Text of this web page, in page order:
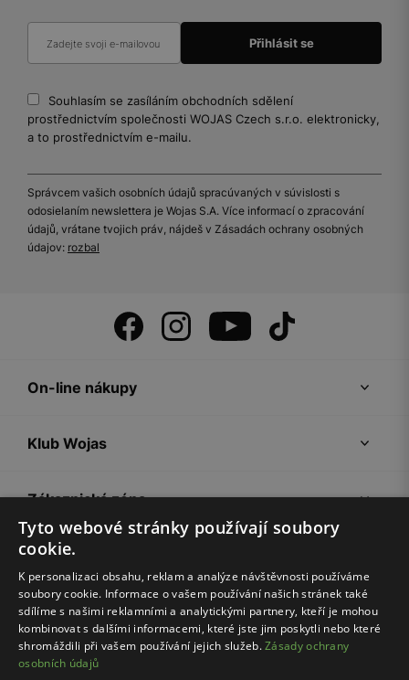
Souhlasím se zasíláním obchodních sdělení
prostřednictvím společnosti WOJAS Czech s.r.o. elektronicky,
a to prostřednictvím e-mailu.
Správcem vašich osobních údajů spracúvaných v súvislosti s
odosielaním newslettera je Wojas S.A. Více informací o zpracování
údajů, vrátane tvojich práv, nájdeš v Zásadách ochrany osobných
údajov: rozbal
On-line nákupy
Klub Wojas
Zákaznická zóna
Společnost Wojas
Rady
Tyto webové stránky používají soubory
cookie.
K personalizaci obsahu, reklam a analýze návštěvnosti používáme
soubory cookie. Informace o vašem používání našich stránek také
sdílíme s našimi reklamními a analytickými partnery, kteří je mohou
kombinovat s dalšími informacemi, které jste jim poskytli nebo které
shromáždili při vašem používání jejich služeb.Zásady ochrany
osobních údajů